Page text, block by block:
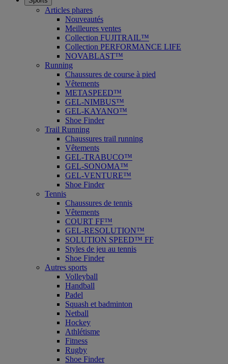
Articles phares
Nouveautés
Meilleures ventes
Collection FUJITRAIL™
Collection PERFORMANCE LIFE
NOVABLAST™
Running
Chaussures de course à pied
Vêtements
METASPEED™
GEL-NIMBUS™
GEL-KAYANO™
Shoe Finder
Trail Running
Chaussures trail running
Vêtements
GEL-TRABUCO™
GEL-SONOMA™
GEL-VENTURE™
Shoe Finder
Tennis
Chaussures de tennis
Vêtements
COURT FF™
GEL-RESOLUTION™
SOLUTION SPEED™ FF
Styles de jeu au tennis
Shoe Finder
Autres sports
Volleyball
Handball
Padel
Squash et badminton
Netball
Hockey
Athlétisme
Fitness
Rugby
Shoe Finder